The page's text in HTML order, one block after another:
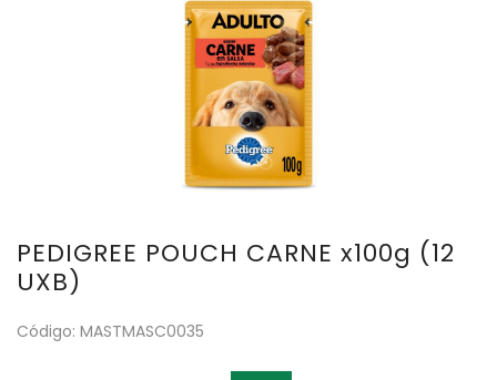
PEDIGREE POUCH CARNE x100g (12
UXB)
Código: MASTMASC0035